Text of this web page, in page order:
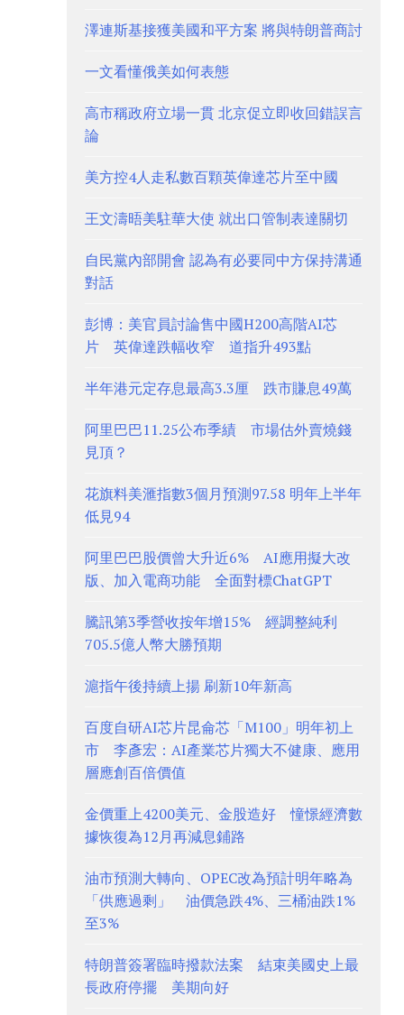
澤連斯基接獲美國和平方案 將與特朗普商討
一文看懂俄美如何表態
高市稱政府立場一貫 北京促立即收回錯誤言
論
美方控4人走私數百顆英偉達芯片至中國
王文濤晤美駐華大使 就出口管制表達關切
自民黨內部開會 認為有必要同中方保持溝通
對話
彭博：美官員討論售中國H200高階AI芯
片 英偉達跌幅收窄 道指升493點
半年港元定存息最高3.3厘 跌市賺息49萬
阿里巴巴11.25公布季績 市場估外賣燒錢
見頂？
花旗料美滙指數3個月預測97.58 明年上半年
低見94
阿里巴巴股價曾大升近6% AI應用擬大改
版、加入電商功能 全面對標ChatGPT
騰訊第3季營收按年增15% 經調整純利
705.5億人幣大勝預期
滬指午後持續上揚 刷新10年新高
百度自研AI芯片昆侖芯「M100」明年初上
市 李彥宏：AI產業芯片獨大不健康、應用
層應創百倍價值
金價重上4200美元、金股造好 憧憬經濟數
據恢復為12月再減息鋪路
油市預測大轉向、OPEC改為預計明年略為
「供應過剩」 油價急跌4%、三桶油跌1%
至3%
特朗普簽署臨時撥款法案 結束美國史上最
長政府停擺 美期向好